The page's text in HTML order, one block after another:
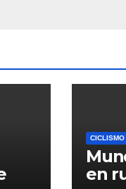
CICLISMO
en